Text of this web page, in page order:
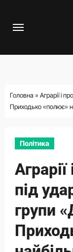
Головна » Аграрії і
Приходько «полює»
Політика
під
групи